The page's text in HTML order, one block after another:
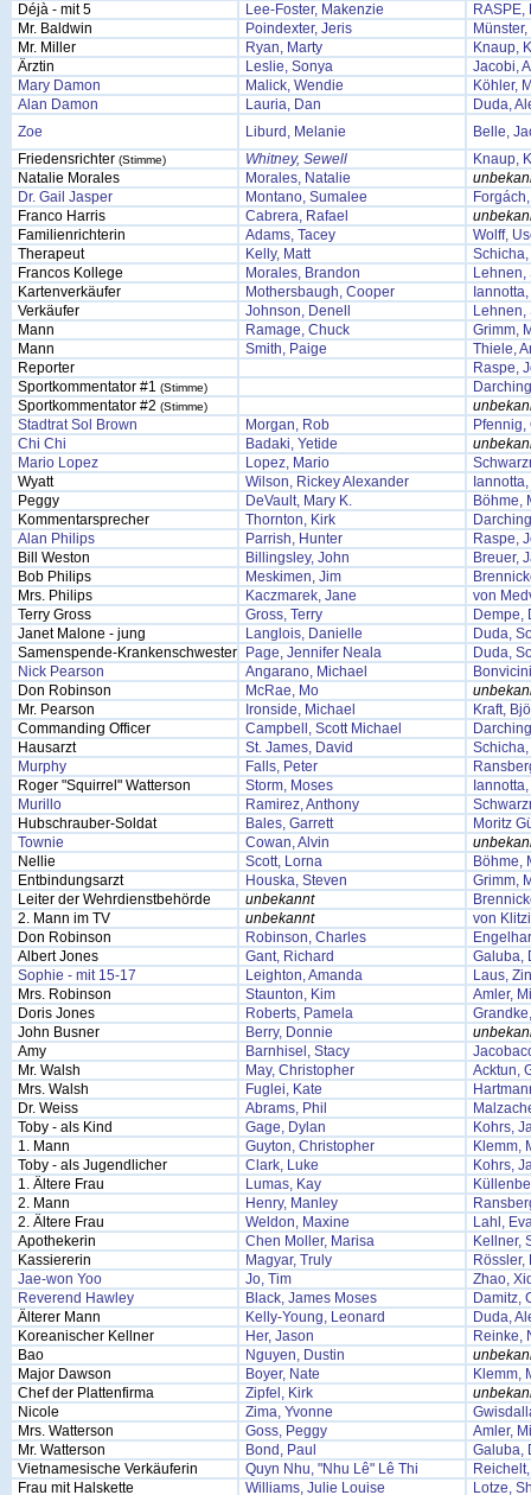
Déjà - mit 5
Lee-Foster, Makenzie
RASPE,
Mr. Baldwin
Poindexter, Jeris
Mr. Miller
Ryan, Marty
Knaup,
Ärztin
Leslie, Sonya
Jacobi,
Mary Damon
Malick, Wendie
Köhler,
Alan Damon
Lauria, Dan
Duda,
Zoe
Liburd, Melanie
Belle,
Friedensrichter (Stimme) Whitney, Sewell
Knaup,
Natalie Morales
Morales, Natalie
Dr. Gail Jasper
Montano, Sumalee
Franco Harris
Cabrera, Rafael
Familienrichterin
Adams, Tacey
Wolff,
Therapeut
Kelly, Matt
Francos Kollege
Morales, Brandon
Lehnen,
Kartenverkäufer
Mothersbaugh, Cooper
Verkäufer
Johnson, Denell
Lehnen,
Mann
Ramage, Chuck
Grimm,
Mann
Smith, Paige
Thiele,
Reporter
Raspe,
Sportkommentator #1 (Stimme)
Sportkommentator #2 (Stimme)
Stadtrat Sol Brown
Morgan, Rob
Pfennig,
Chi Chi
Badaki, Yetide
Mario Lopez
Lopez, Mario
Wyatt
Wilson, Rickey Alexander
Peggy
DeVault, Mary K.
Böhme,
Kommentarsprecher
Thornton, Kirk
Alan Philips
Parrish, Hunter
Raspe,
Bill Weston
Billingsley, John
Breuer,
Bob Philips
Meskimen, Jim
Mrs. Philips
Kaczmarek, Jane
von
Terry Gross
Gross, Terry
Dempe,
Janet Malone - jung
Langlois, Danielle
Duda,
Samenspende-Krankenschwester
Page, Jennifer Neala
Duda,
Nick Pearson
Angarano, Michael
Don Robinson
McRae, Mo
Mr. Pearson
Ironside, Michael
Kraft,
Commanding Officer
Campbell, Scott Michael
Hausarzt
St. James, David
Murphy
Falls, Peter
Roger "Squirrel" Watterson
Storm, Moses
Murillo
Ramirez, Anthony
Hubschrauber-Soldat
Bales, Garrett
Moritz
Townie
Cowan, Alvin
Nellie
Scott, Lorna
Böhme,
Entbindungsarzt
Houska, Steven
Grimm,
Leiter der Wehrdienstbehörde
unbekannt
2. Mann im TV
unbekannt
von
Don Robinson
Robinson, Charles
Albert Jones
Gant, Richard
Galuba,
Sophie - mit 15-17
Leighton, Amanda
Laus,
Mrs. Robinson
Staunton, Kim
Amler,
Doris Jones
Roberts, Pamela
John Busner
Berry, Donnie
Amy
Barnhisel, Stacy
Mr. Walsh
May, Christopher
Acktun,
Mrs. Walsh
Fuglei, Kate
Dr. Weiss
Abrams, Phil
Toby - als Kind
Gage, Dylan
Kohrs,
1. Mann
Guyton, Christopher
Klemm,
Toby - als Jugendlicher
Clark, Luke
Kohrs,
1. Ältere Frau
Lumas, Kay
2. Mann
Henry, Manley
2. Ältere Frau
Weldon, Maxine
Lahl,
Apothekerin
Chen Moller, Marisa
Kellner,
Kassiererin
Magyar, Truly
Rössler,
Jae-won Yoo
Jo, Tim
Zhao,
Reverend Hawley
Black, James Moses
Damitz,
Älterer Mann
Kelly-Young, Leonard
Duda,
Koreanischer Kellner
Her, Jason
Reinke,
Bao
Nguyen, Dustin
Major Dawson
Boyer, Nate
Klemm,
Chef der Plattenfirma
Zipfel, Kirk
Nicole
Zima, Yvonne
Mrs. Watterson
Goss, Peggy
Amler,
Mr. Watterson
Bond, Paul
Galuba,
Vietnamesische Verkäuferin
Quyn Nhu, "Nhu Lê" Lê Thi
Frau mit Halskette
Williams, Julie Louise
Lotze,